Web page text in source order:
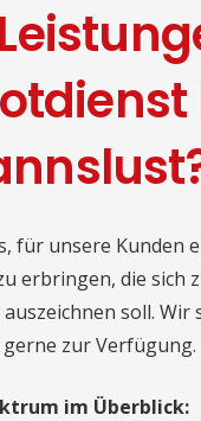
für unsere Kunden
erbringen, die sich
soll.
zur Verfügung.
im Überblick: